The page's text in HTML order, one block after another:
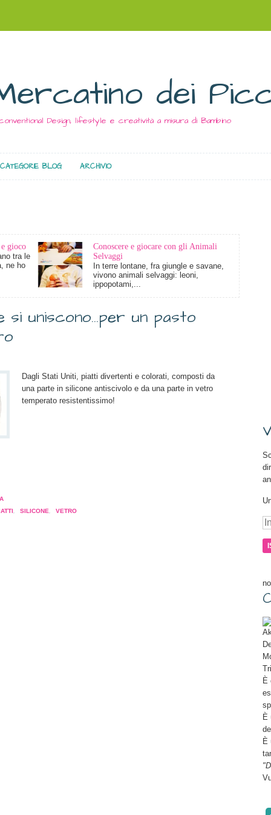
dei
Design, lifestyle e creatività a misura di Bambino
CATEGORIE BLOG ARCHIVIO
gioco
tra le
ne ho
Conoscere e giocare con gli Animali
Selvaggi
In terre lontane, fra giungle e savane,
vivono animali selvaggi: leoni,
ippopotami,...
si uniscono…per un pasto
Dagli Stati Uniti, piatti divertenti e colorati, composti da
una parte in silicone antiscivolo e da una parte in vetro
temperato resistentissimo!
SILICONE VETRO
È
È
È